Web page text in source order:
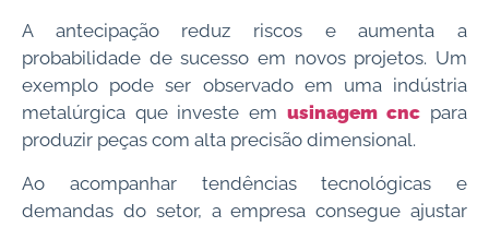
A antecipação reduz riscos e aumenta a
probabilidade de sucesso em novos projetos. Um
exemplo pode ser observado em uma indústria
metalúrgica que investe em usinagem cnc para
produzir peças com alta precisão dimensional.
Ao acompanhar tendências tecnológicas e
demandas do setor, a empresa consegue ajustar